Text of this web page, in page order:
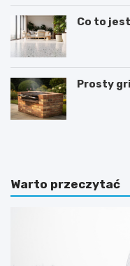
Co to
Prosty
D
t
y
S
l
n
Warto przeczytać